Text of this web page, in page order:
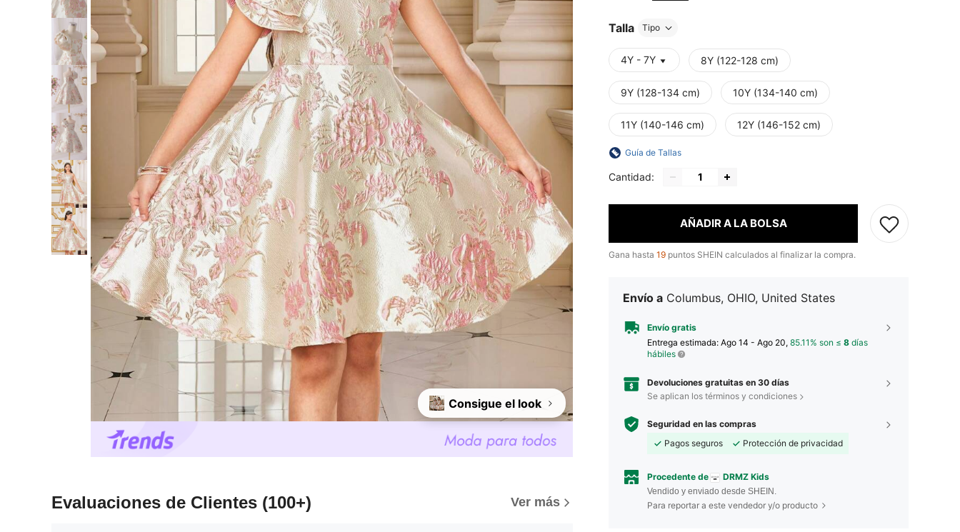
Consigue el look
Evaluaciones de Clientes (100+) Ver más
Talla Tipo
4Y - 7Y 8Y (122-128 cm)
9Y (128-134 cm) 10Y (134-140 cm)
11Y (140-146 cm) 12Y (146-152 cm)
Guía de Tallas
Cantidad:
AÑADIR A LA BOLSA
Gana hasta 19 puntos SHEIN calculados al finalizar la compra.
Envío a Columbus, OHIO, United States
Envío gratis
Entrega estimada: Ago 14 - Ago 20, 85.11% son ≤ 8 días
hábiles
Devoluciones gratuitas en 30 días
Se aplican los términos y condiciones
Seguridad en las compras
Pagos seguros
Protección de privacidad
Procedente de DRMZ Kids
Vendido y enviado desde SHEIN.
Para reportar a este vendedor y/o producto